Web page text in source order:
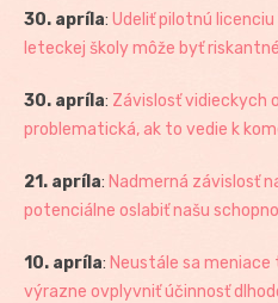
30. apríla: Udeliť pilotnú
leteckej školy môže byť
30. apríla: Závislosť vidieckych
problematická, ak to vedie k
21. apríla: Nadmerná závislosť
potenciálne oslabiť našu
10. apríla: Neustále sa
výrazne ovplyvniť účinnosť